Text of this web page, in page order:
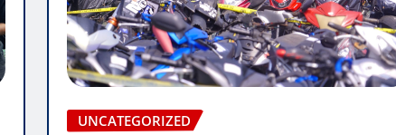
UNCATEGORIZED